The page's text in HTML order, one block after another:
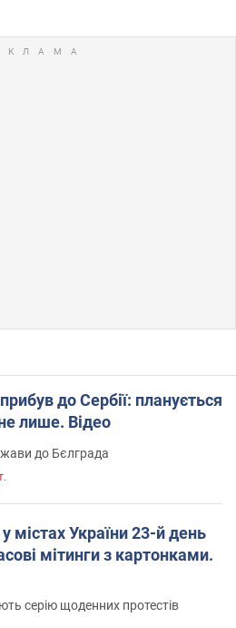
до Сербії: планується
лише. Відео
до Бєлграда
містах України 23-й день
мітинги з картонками.
серію щоденних протестів